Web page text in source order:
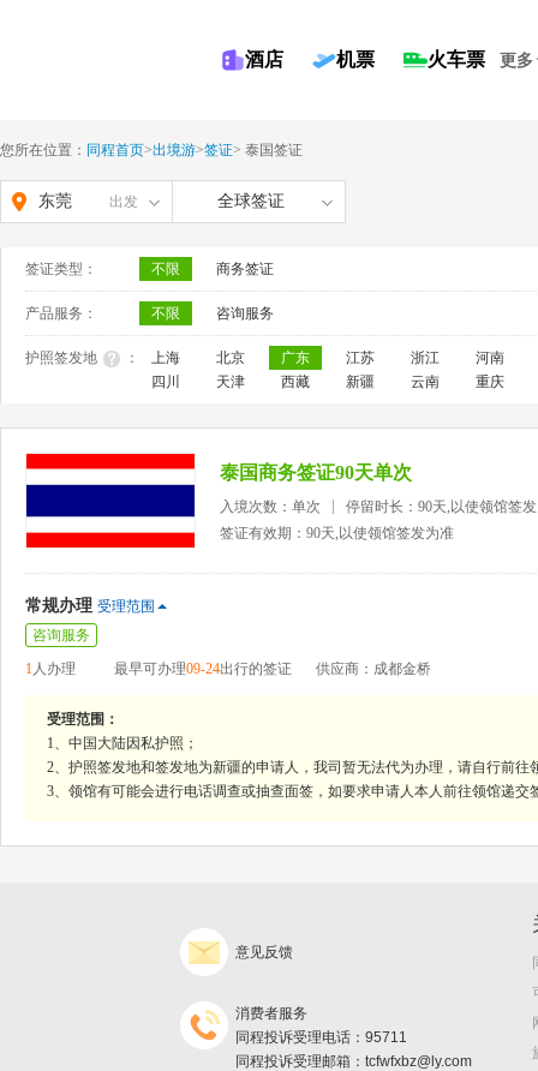
酒店 机票 火车票 更多
您所在位置： 同程首页>出境游>签证> 泰国签证
东莞 出发 全球签证
签证类型： 不限 商务签证
产品服务： 不限 咨询服务
护照签发地 ： 上海 北京 广东 江苏 浙江
河南
四川
天津 西藏 新疆 云南 重庆
泰国商务签证90天单次
入境次数：单次
停留时长：90天,以使领馆签
签证有效期：90天,以使领馆签发为准
常规办理 受理范围
咨询服务
1人办理 最早可办理09-24出行的签证 供应商：成都金桥
受理范围：
1、中国大陆因私护照；
2、护照签发地和签发地为新疆的申请人，我司暂无法代为办理，请自行前往
3、领馆有可能会进行电话调查或抽查面签，如要求申请人本人前往领馆递
意见反馈
消费者服务
同程投诉受理电话：95711
同程投诉受理邮箱：tcfwfxbz@ly.com